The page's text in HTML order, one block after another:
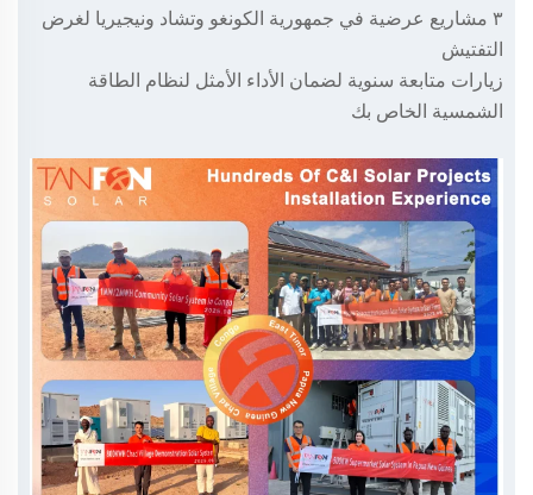
٣ مشاريع عرضية في جمهورية الكونغو وتشاد ونيجيريا لغرض
التفتيش
زيارات متابعة سنوية لضمان الأداء الأمثل لنظام الطاقة
الشمسية الخاص بك